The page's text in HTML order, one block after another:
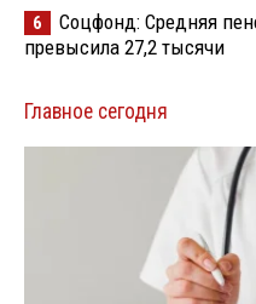
6
Соцфонд: Средняя
превысила 27,2 тысячи
Главное сегодня